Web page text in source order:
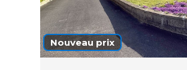
Nouveau prix